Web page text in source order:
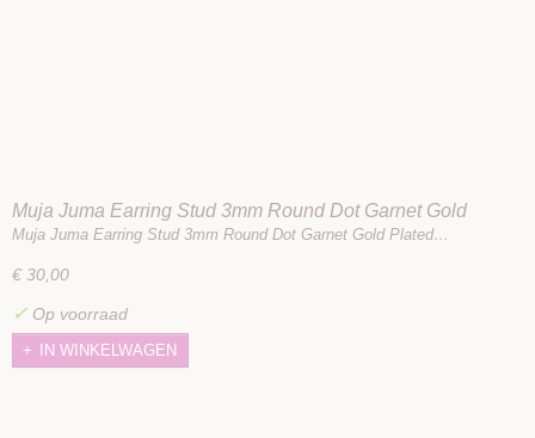
Muja Juma Earring Stud 3mm Round Dot Garnet Gold
Plated
Muja Juma Earring Stud 3mm Round Dot Garnet Gold Plated…
€ 30,00
✓ Op voorraad
IN WINKELWAGEN